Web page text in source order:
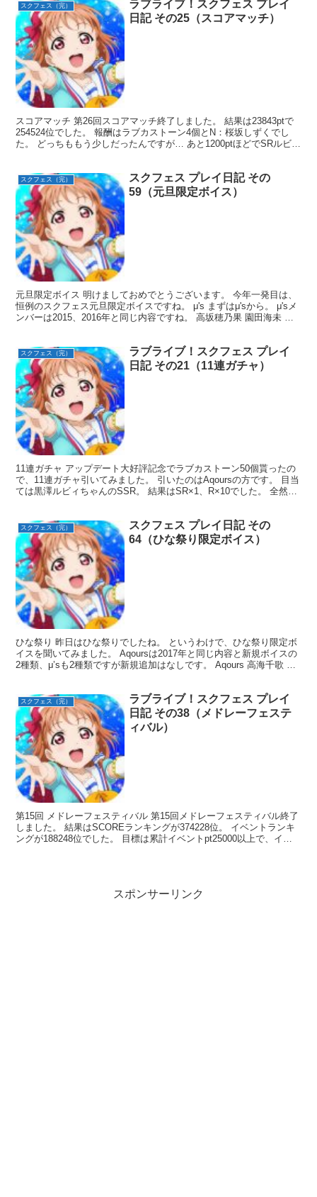
スクフェス（完）
ラブライブ！スクフェス プレイ
日記 その25（スコアマッチ）
スコアマッチ 第26回スコアマッチ終了しました。 結果は23843ptで
254524位でした。 報酬はラブカストーン4個とN：桜坂しずくでし
た。 どっちももう少しだったんですが… あと1200ptほどでSRルビィ
スクフェス（完）
スクフェス プレイ日記 その
59（元旦限定ボイス）
元旦限定ボイス 明けましておめでとうございます。 今年一発目は、
恒例のスクフェス元旦限定ボイスですね。 μ's まずはμ'sから。 μ'sメ
ンバーは2015、2016年と同じ内容ですね。 高坂穂乃果 園田海未 南
スクフェス（完）
ラブライブ！スクフェス プレイ
日記 その21（11連ガチャ）
11連ガチャ アップデート大好評記念でラブカストーン50個貰ったの
で、11連ガチャ引いてみました。 引いたのはAqoursの方です。 目当
ては黒澤ルビィちゃんのSSR。 結果はSR×1、R×10でした。 全然ダ
スクフェス（完）
スクフェス プレイ日記 その
64（ひな祭り限定ボイス）
ひな祭り 昨日はひな祭りでしたね。 というわけで、ひな祭り限定ボ
イスを聞いてみました。 Aqoursは2017年と同じ内容と新規ボイスの
2種類、μ’sも2種類ですが新規追加はなしです。 Aqours 高海千歌 桜
スクフェス（完）
ラブライブ！スクフェス プレイ
日記 その38（メドレーフェステ
ィバル）
第15回 メドレーフェスティバル 第15回メドレーフェスティバル終了
しました。 結果はSCOREランキングが374228位。 イベントランキ
ングが188248位でした。 目標は累計イベントpt25000以上で、イベ
スポンサーリンク